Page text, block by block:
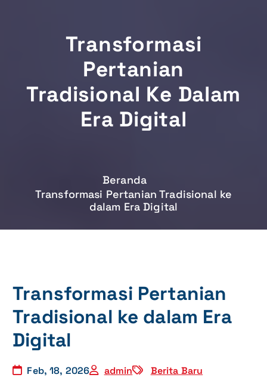
Transformasi
Pertanian
Tradisional Ke Dalam
Era Digital
Beranda
Transformasi Pertanian Tradisional ke
dalam Era Digital
Transformasi Pertanian
Tradisional ke dalam Era
Digital
Feb, 18, 2026 admin Berita Baru